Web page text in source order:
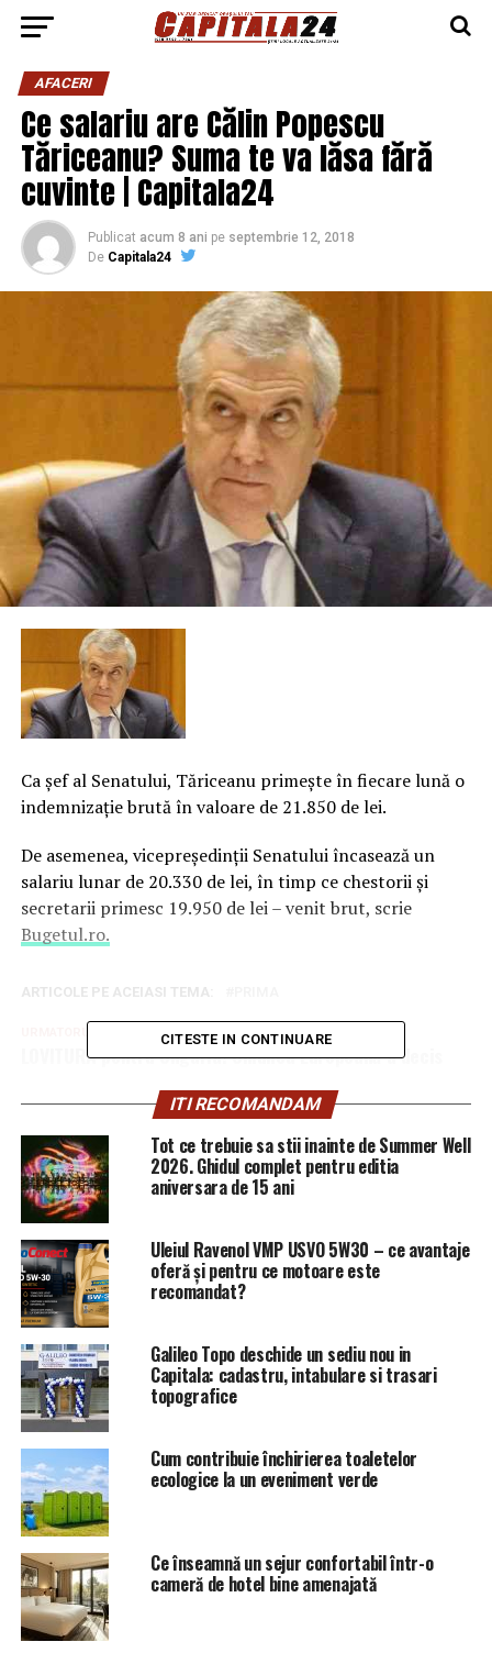
AFACERI
Ce salariu are Călin Popescu
Tăriceanu? Suma te va lăsa fără
cuvinte | Capitala24
Publicat acum 8 ani pe septembrie 12, 2018
De Capitala24
Ca şef al Senatului, Tăriceanu primeşte în fiecare lună o
indemnizaţie brută în valoare de 21.850 de lei.
De asemenea, vicepreşedinţii Senatului încasează un
salariu lunar de 20.330 de lei, în timp ce chestorii şi
secretarii primesc 19.950 de lei – venit brut, scrie
Bugetul.ro.
ARTICOLE PE ACEIASI TEMA:
LOVITURĂ pentru Ungaria! Uniunea Europeană a decis
Lucrătură externă sau basm românesc? – Comisarul de
Prahova
CITESTE IN CONTINUARE
ITI RECOMANDAM
Tot ce trebuie sa stii inainte de Summer Well
2026. Ghidul complet pentru editia
aniversara de 15 ani
Uleiul Ravenol VMP USVO 5W30 – ce avantaje
oferă și pentru ce motoare este
recomandat?
Galileo Topo deschide un sediu nou in
Capitala: cadastru, intabulare si trasari
topografice
Cum contribuie închirierea toaletelor
ecologice la un eveniment verde
Ce înseamnă un sejur confortabil într-o
cameră de hotel bine amenajată